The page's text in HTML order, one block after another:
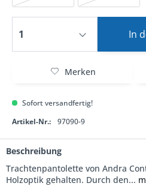
In
Merken
Sofort versandfertig!
Artikel-Nr.:
97090-9
Beschreibung
Trachtenpantolette von Andra
Holzoptik gehalten. Durch den...